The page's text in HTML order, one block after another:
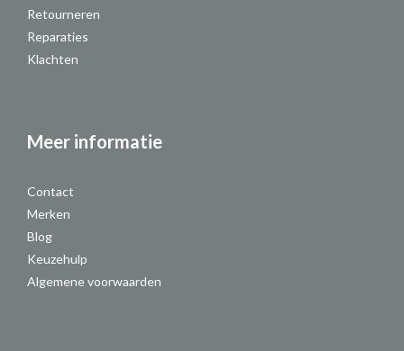
Retourneren
Reparaties
Klachten
Meer informatie
Contact
Merken
Blog
Keuzehulp
Algemene voorwaarden